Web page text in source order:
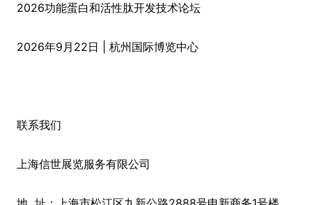
2026功能蛋白和活性肽开发技术论坛
2026年9月22日 | 杭州国际博览中心
联系我们
上海信世展览服务有限公司